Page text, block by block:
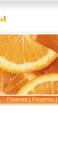
Главная| Рецепты|